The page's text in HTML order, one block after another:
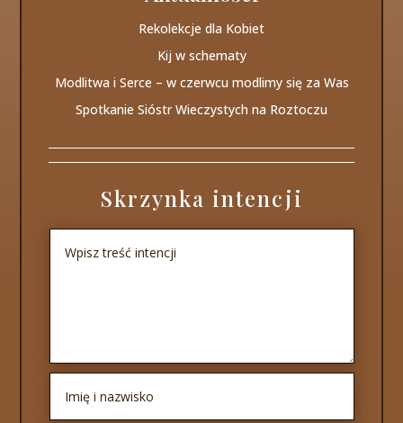
Rekolekcje dla Kobiet
Kij w schematy
Modlitwa i Serce – w czerwcu modlimy się za Was
Spotkanie Sióstr Wieczystych na Roztoczu
Skrzynka intencji